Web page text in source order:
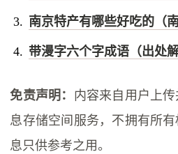
南京特产有哪些好吃的（
带漫字六个字成语（出处
免责声明： 内容来自用户上
息存储空间服务，不拥有所
息只供参考之用。